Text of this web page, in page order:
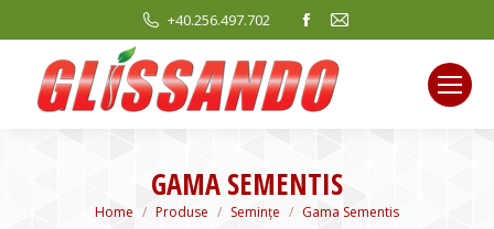
+40.256.497.702
Facebook
opens
in
new
Mail
new
GAMA SEMENTIS
You are here:
Home Produse Semințe Gama Sementis